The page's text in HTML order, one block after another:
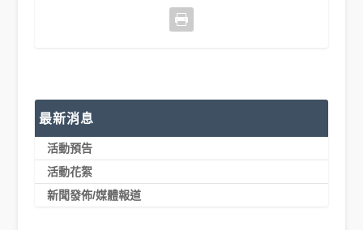
最新消息
活動預告
活動花絮
新聞發佈/媒體報道